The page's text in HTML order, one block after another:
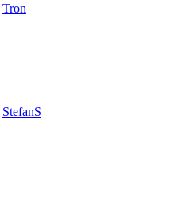
Tron
StefanS